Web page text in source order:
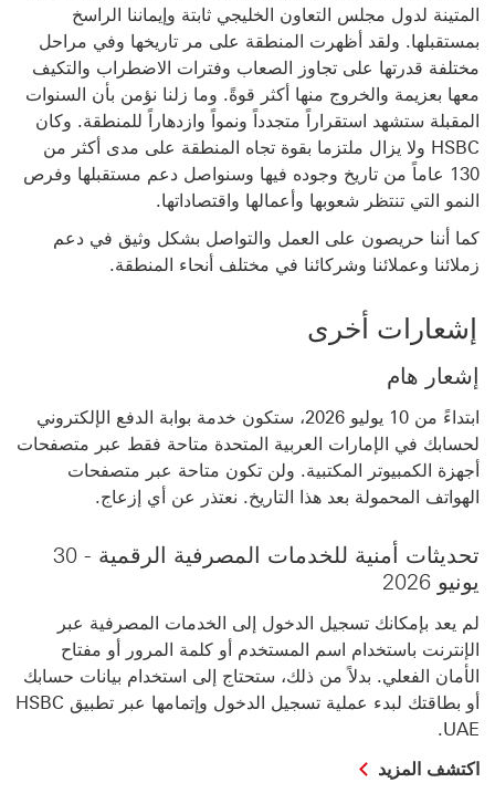
المتينة لدول مجلس التعاون الخليجي ثابتة وإيماننا الراسخ
بمستقبلها. ولقد أظهرت المنطقة على مر تاريخها وفي مراحل
مختلفة قدرتها على تجاوز الصعاب وفترات الاضطراب والتكيف
معها بعزيمة والخروج منها أكثر قوةً. وما زلنا نؤمن بأن السنوات
المقبلة ستشهد استقراراً متجدداً ونمواً وازدهاراً للمنطقة. وكان
HSBC ولا يزال ملتزما بقوة تجاه المنطقة على مدى أكثر من
130 عاماً من تاريخ وجوده فيها وسنواصل دعم مستقبلها وفرص
النمو التي تنتظر شعوبها وأعمالها واقتصاداتها.
كما أننا حريصون على العمل والتواصل بشكل وثيق في دعم
زملائنا وعملائنا وشركائنا في مختلف أنحاء المنطقة.
إشعارات أخرى
إشعار هام
ابتداءً من 10 يوليو 2026، ستكون خدمة بوابة الدفع الإلكتروني
لحسابك في الإمارات العربية المتحدة متاحة فقط عبر متصفحات
أجهزة الكمبيوتر المكتبية. ولن تكون متاحة عبر متصفحات
الهواتف المحمولة بعد هذا التاريخ. نعتذر عن أي إزعاج.
تحديثات أمنية للخدمات المصرفية الرقمية - 30
يونيو 2026
لم يعد بإمكانك تسجيل الدخول إلى الخدمات المصرفية عبر
الإنترنت باستخدام اسم المستخدم أو كلمة المرور أو مفتاح
الأمان الفعلي. بدلاً من ذلك، ستحتاج إلى استخدام بيانات حسابك
أو بطاقتك لبدء عملية تسجيل الدخول وإتمامها عبر تطبيق HSBC
UAE.
اكتشف المزيد